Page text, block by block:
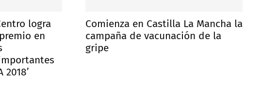
logra
en
2018’
Comienza en Castilla La Mancha la
campaña de vacunación de la
gripe